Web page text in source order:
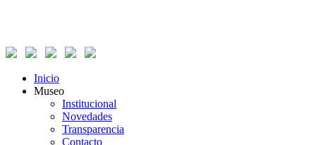
Inicio
Museo
Institucional
Novedades
Transparencia
Contacto